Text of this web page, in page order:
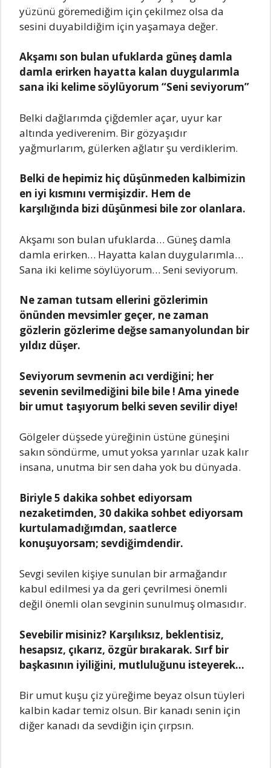
yüzünü göremediğim için çekilmez olsa da
sesini duyabildiğim için yaşamaya değer.
Akşamı son bulan ufuklarda güneş damla
damla erirken hayatta kalan duygularımla
sana iki kelime söylüyorum “Seni seviyorum”
Belki dağlarımda çiğdemler açar, uyur kar
altında yediverenim. Bir gözyaşıdır
yağmurlarım, gülerken ağlatır şu verdiklerim.
Belki de hepimiz hiç düşünmeden kalbimizin
en iyi kısmını vermişizdir. Hem de
karşılığında bizi düşünmesi bile zor olanlara.
Akşamı son bulan ufuklarda… Güneş damla
damla erirken… Hayatta kalan duygularımla…
Sana iki kelime söylüyorum… Seni seviyorum.
Ne zaman tutsam ellerini gözlerimin
önünden mevsimler geçer, ne zaman
gözlerin gözlerime değse samanyolundan bir
yıldız düşer.
Seviyorum sevmenin acı verdiğini; her
sevenin sevilmediğini bile bile ! Ama yinede
bir umut taşıyorum belki seven sevilir diye!
Gölgeler düşsede yüreğinin üstüne güneşini
sakın söndürme, umut yoksa yarınlar uzak kalır
insana, unutma bir sen daha yok bu dünyada.
Biriyle 5 dakika sohbet ediyorsam
nezaketimden, 30 dakika sohbet ediyorsam
kurtulamadığımdan, saatlerce
konuşuyorsam; sevdiğimdendir.
Sevgi sevilen kişiye sunulan bir armağandır
kabul edilmesi ya da geri çevrilmesi önemli
değil önemli olan sevginin sunulmuş olmasıdır.
Sevebilir misiniz? Karşılıksız, beklentisiz,
hesapsız, çıkarız, özgür bırakarak. Sırf bir
başkasının iyiliğini, mutluluğunu isteyerek…
Bir umut kuşu çiz yüreğime beyaz olsun tüyleri
kalbin kadar temiz olsun. Bir kanadı senin için
diğer kanadı da sevdiğin için çırpsın.